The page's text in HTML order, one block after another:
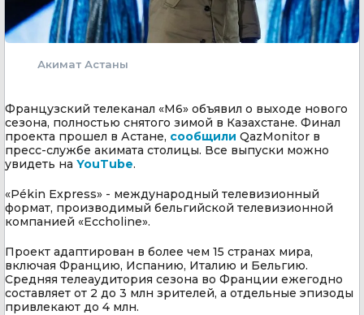
Акимат Астаны
Французский телеканал «M6» объявил о выходе нового
сезона, полностью снятого зимой в Казахстане. Финал
проекта прошел в Астане, сообщили QazMonitor в
пресс-службе акимата столицы. Все выпуски можно
увидеть на YouTube.
«Pékin Express» - международный телевизионный
формат, производимый бельгийской телевизионной
компанией «Eccholine».
Проект адаптирован в более чем 15 странах мира,
включая Францию, Испанию, Италию и Бельгию.
Средняя телеаудитория сезона во Франции ежегодно
составляет от 2 до 3 млн зрителей, а отдельные эпизоды
привлекают до 4 млн.